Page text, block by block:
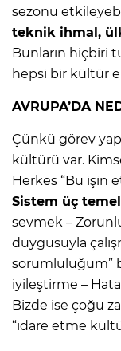
sezonu
teknik ihmal,
Bunların hiçbiri
hepsi bir kültür
AVRUPA’DA
Çünkü görev
kültürü var.
Herkes “Bu işin
Sistem üç
sevmek –
duygusuyla
sorumluluğum”
iyileştirme –
Bizde ise çoğu
“idare etme